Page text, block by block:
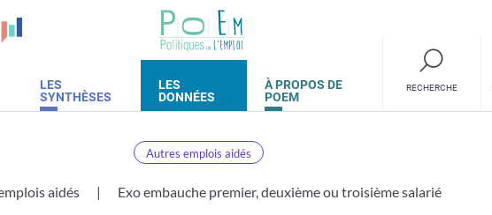
LES
SYNTHÈSES
LES
DONNÉES
À PROPOS DE
POEM
RECHERCHE
Autres emplois aidés
aidés Exo embauche premier, deuxième ou troisième salarié